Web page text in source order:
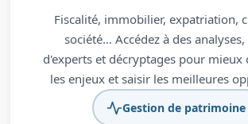
Fiscalité, immobilier, expatriation,
société… Accédez à des
d'experts et décryptages pour mieux
les enjeux et saisir les meilleures
Gestion de patrimoine